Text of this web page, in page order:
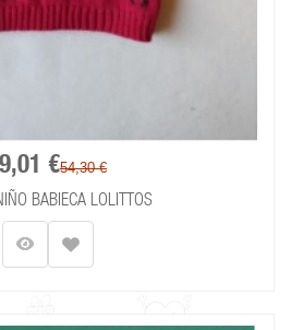
€54,30 €
BABIECA LOLITTOS